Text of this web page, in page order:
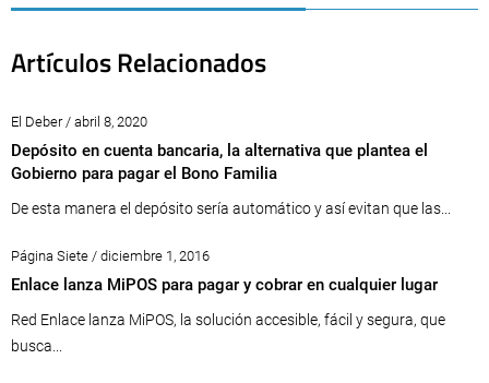
Artículos Relacionados
El Deber / abril 8, 2020
Depósito en cuenta bancaria, la alternativa que plantea el
Gobierno para pagar el Bono Familia
De esta manera el depósito sería automático y así evitan que las...
Página Siete / diciembre 1, 2016
Enlace lanza MiPOS para pagar y cobrar en cualquier lugar
Red Enlace lanza MiPOS, la solución accesible, fácil y segura, que
busca...